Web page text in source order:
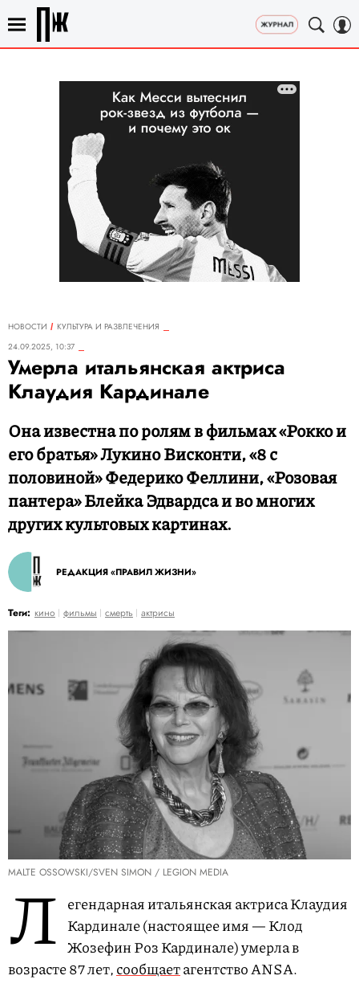
НОВОСТИ
КУЛЬТУРА И РАЗВЛЕЧЕНИЯ
24.09.2025, 10:37
Умерла итальянская актриса
Клаудия Кардинале
Она известна по ролям в фильмах «Рокко и
его братья» Лукино Висконти, «8 с
половиной» Федерико Феллини, «Розовая
пантера» Блейка Эдвардса и во многих
других культовых картинах.
РЕДАКЦИЯ «ПРАВИЛ ЖИЗНИ»
Теги: кино фильмы смерть актрисы
MALTE OSSOWSKI/SVEN SIMON / LEGION MEDIA
Л егендарная итальянская актриса Клаудия
Кардинале (настоящее имя — Клод
Жозефин Роз Кардинале) умерла в
возрасте 87 лет,сообщаетагентство ANSA.